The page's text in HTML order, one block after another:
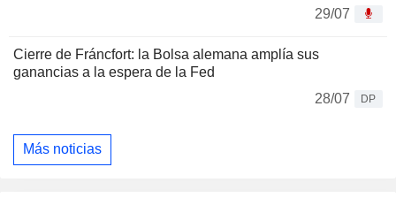
29/07
Cierre de Fráncfort: la Bolsa alemana amplía sus
ganancias a la espera de la Fed
28/07
DP
Más noticias